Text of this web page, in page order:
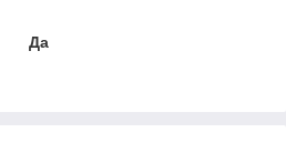
Да